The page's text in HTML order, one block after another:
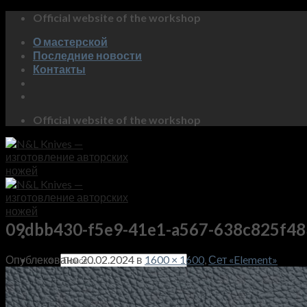
Skip
content
Official website of the workshop
О мастерской
Последние новости
Контакты
Official website of the workshop
Искать:
Магазин
Коллекция
09dbb430-f5e9-41e1-a567-
Опублековано20.02.2024 в 1600 × 1600, Сет «Element»